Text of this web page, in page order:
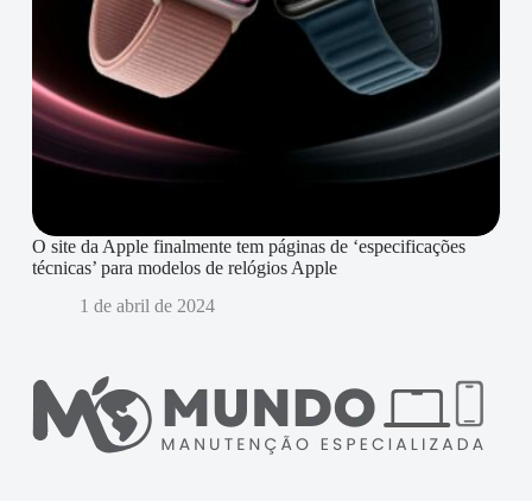
O site da Apple finalmente tem páginas de ‘especificações
técnicas’ para modelos de relógios Apple
1 de abril de 2024